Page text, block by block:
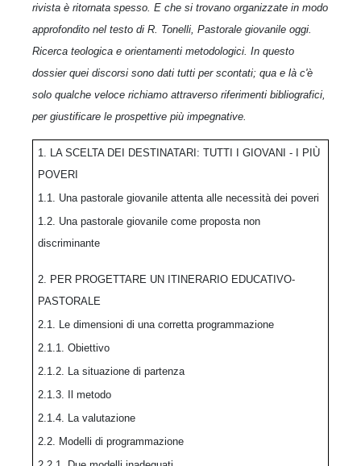
rivista è ritornata spesso. E che si trovano organizzate in modo
approfondito nel testo di R. Tonelli, Pastorale giovanile oggi.
Ricerca teologica e orientamenti metodologici. In questo
dossier quei discorsi sono dati tutti per scontati; qua e là c'è
solo qualche veloce richiamo attraverso riferimenti bibliografici,
per giustificare le prospettive più impegnative.
1. LA SCELTA DEI DESTINATARI: TUTTI I GIOVANI - I PIÙ
POVERI
1.1. Una pastorale giovanile attenta alle necessità dei poveri
1.2. Una pastorale giovanile come proposta non
discriminante
2. PER PROGETTARE UN ITINERARIO EDUCATIVO-
PASTORALE
2.1. Le dimensioni di una corretta programmazione
2.1.1. Obiettivo
2.1.2. La situazione di partenza
2.1.3. Il metodo
2.1.4. La valutazione
2.2. Modelli di programmazione